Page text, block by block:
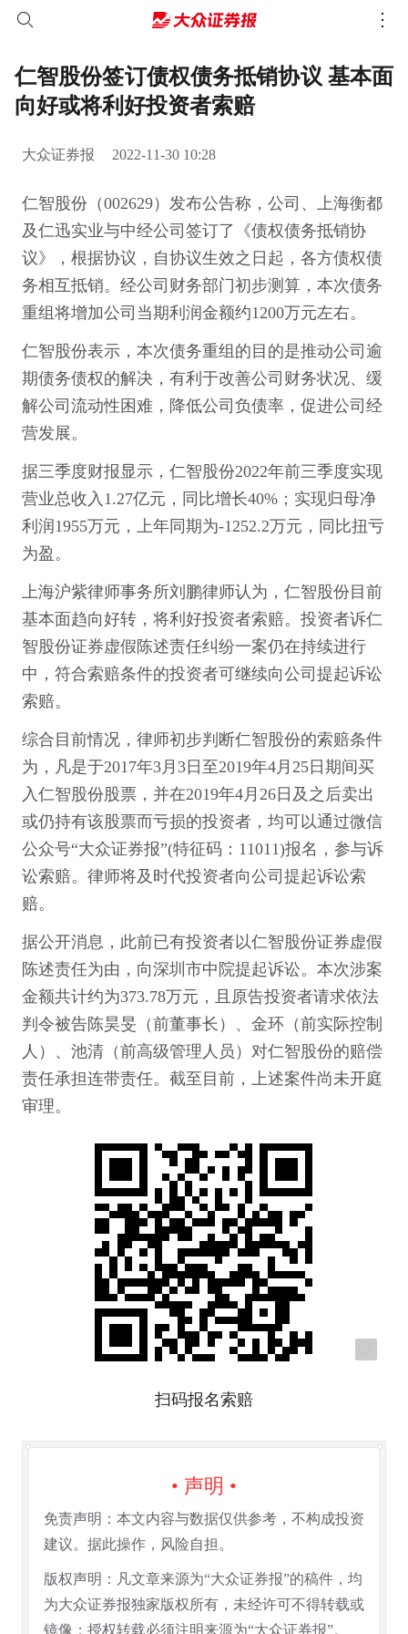
仁智股份签订债权债务抵销协议 基本面
向好或将利好投资者索赔
大众证券报 2022-11-30 10:28
仁智股份（002629）发布公告称，公司、上海衡都
及仁迅实业与中经公司签订了《债权债务抵销协
议》，根据协议，自协议生效之日起，各方债权债
务相互抵销。经公司财务部门初步测算，本次债务
重组将增加公司当期利润金额约1200万元左右。
仁智股份表示，本次债务重组的目的是推动公司逾
期债务债权的解决，有利于改善公司财务状况、缓
解公司流动性困难，降低公司负债率，促进公司经
营发展。
据三季度财报显示，仁智股份2022年前三季度实现
营业总收入1.27亿元，同比增长40%；实现归母净
利润1955万元，上年同期为-1252.2万元，同比扭亏
为盈。
上海沪紫律师事务所刘鹏律师认为，仁智股份目前
基本面趋向好转，将利好投资者索赔。投资者诉仁
智股份证券虚假陈述责任纠纷一案仍在持续进行
中，符合索赔条件的投资者可继续向公司提起诉讼
索赔。
综合目前情况，律师初步判断仁智股份的索赔条件
为，凡是于2017年3月3日至2019年4月25日期间买
入仁智股份股票，并在2019年4月26日及之后卖出
或仍持有该股票而亏损的投资者，均可以通过微信
公众号“大众证券报”(特征码：11011)报名，参与诉
讼索赔。律师将及时代投资者向公司提起诉讼索
赔。
据公开消息，此前已有投资者以仁智股份证券虚假
陈述责任为由，向深圳市中院提起诉讼。本次涉案
金额共计约为373.78万元，且原告投资者请求依法
判令被告陈昊旻（前董事长）、金环（前实际控制
人）、池清（前高级管理人员）对仁智股份的赔偿
责任承担连带责任。截至目前，上述案件尚未开庭
审理。
扫码报名索赔
• 声明 •
免责声明：本文内容与数据仅供参考，不构成投资
建议。据此操作，风险自担。
版权声明：凡文章来源为“大众证券报”的稿件，均
为大众证券报独家版权所有，未经许可不得转载或
镜像；授权转载必须注明来源为“大众证券报”。